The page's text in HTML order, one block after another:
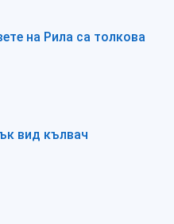
на Рила са толкова
вид кълвач